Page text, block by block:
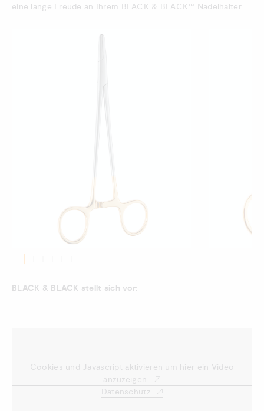
eine lange Freude an Ihrem BLACK & BLACK™ Nadelhalter.
BLACK & BLACK stellt sich vor:
Cookies und Javascript aktivieren um hier ein Video
anzuzeigen.
Datenschutz